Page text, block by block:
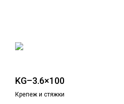
KG–3.6×100
Крепеж и стяжки